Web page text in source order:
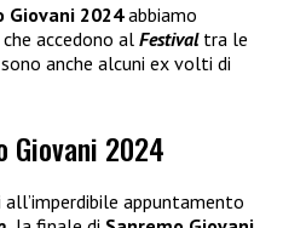
Giovani 2024abbiamo
che accedono al Festival tra le
anche alcuni ex volti di
Giovani 2024
appuntamento